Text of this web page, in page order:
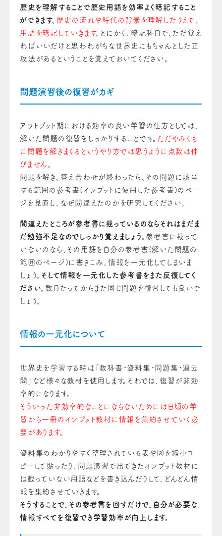
歴史を理解することで歴史用語を効率よく暗記すること
ができます。
歴史の流れや時代の背景を理解したうえで、
用語を暗記していきます。 とにかく、暗記科目で、ただ覚え
ればいいだけと思われがちな世界史にもちゃんとした正
攻法があるということを覚えておいてください。
問題演習後の復習がカギ
アウトプット期における効率の良い学習の仕方としては、
解いた問題の復習をしっかりすることです。 ただやみくも
に問題を解きまくるというやり方では思うように点数は伸
びません。
問題を解き、答え合わせが終わったら、その問題に該当
する範囲の参考書(インプットに使用した参考書)のペー
ジを見直し、なぜ間違えたのかを研究してください。
間違えたところが参考書に載っているのならそれはまだま
だ勉強不足なのでしっかり覚えましょう。 参考書に載って
いないのなら、その用語を自分の参考書(解いた問題の
範囲のページ)に書きこみ、情報を一元化してしまいま
しょう。 そして情報を一元化した参考書をまた反復してく
ださい。 数日たってからまた同じ問題を復習しても良いで
しょう。
情報の一元化について
世界史を学習する時は「教科書・資料集・問題集・過去
問」など様々な教材を使用します。それでは、復習が非効
率的になります。
そういった非効率的なことにならないためには日頃の学
習から一冊のインプット教材に情報を集約させていく必
要があります。
資料集のわかりやすく整理されている表や図を縮小コ
ピーして貼ったり、問題演習で出てきたインプット教材に
は載っていない用語などを書き込んだりして、どんどん情
報を集約させていきます。
そうすることで、その参考書を回すだけで、自分が必要な
情報すべてを復習でき学習効率が向上します。